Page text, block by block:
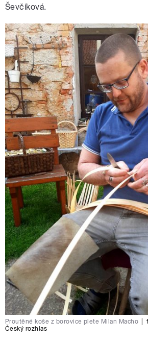
Ševčíková.
Proutěné koše z borovice plete Milan Macho
Český rozhlas